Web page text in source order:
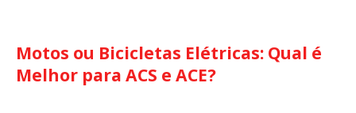
Motos ou Bicicletas Elétricas: Qual é
Melhor para ACS e ACE?